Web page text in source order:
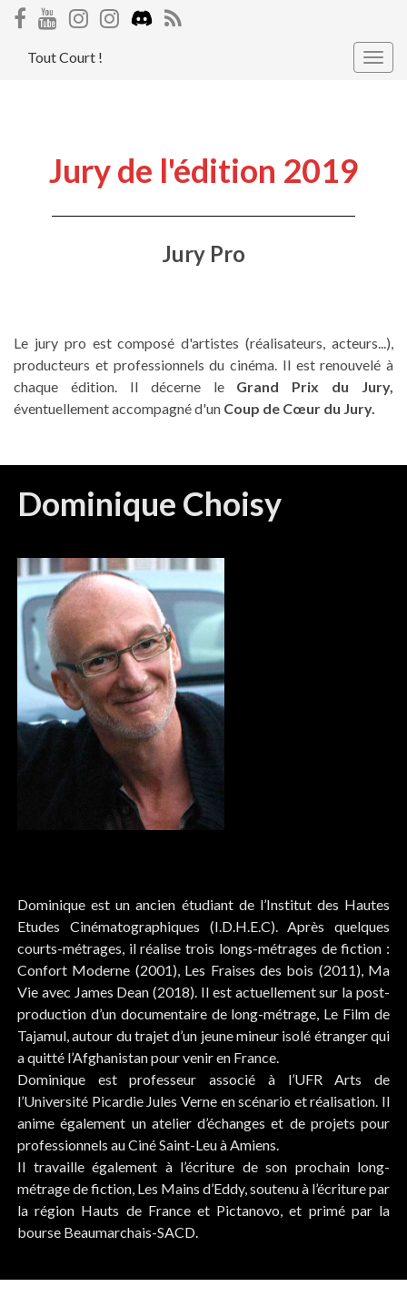
Tout Court !
Jury de l'édition 2019
Jury Pro
Le jury pro est composé d'artistes (réalisateurs, acteurs...),
producteurs et professionnels du cinéma. Il est renouvelé à
chaque édition. Il décerne le Grand Prix du Jury,
éventuellement accompagné d'un Coup de Cœur du Jury.
Dominique Choisy
Dominique est un ancien étudiant de l’Institut des Hautes
Etudes Cinématographiques (I.D.H.E.C). Après quelques
courts-métrages, il réalise trois longs-métrages de fiction :
Confort Moderne (2001), Les Fraises des bois (2011), Ma
Vie avec James Dean (2018). Il est actuellement sur la post-
production d’un documentaire de long-métrage, Le Film de
Tajamul, autour du trajet d’un jeune mineur isolé étranger qui
a quitté l’Afghanistan pour venir en France.
Dominique est professeur associé à l’UFR Arts de
l’Université Picardie Jules Verne en scénario et réalisation. Il
anime également un atelier d’échanges et de projets pour
professionnels au Ciné Saint-Leu à Amiens.
Il travaille également à l’écriture de son prochain long-
métrage de fiction, Les Mains d’Eddy, soutenu à l’écriture par
la région Hauts de France et Pictanovo, et primé par la
bourse Beaumarchais-SACD.